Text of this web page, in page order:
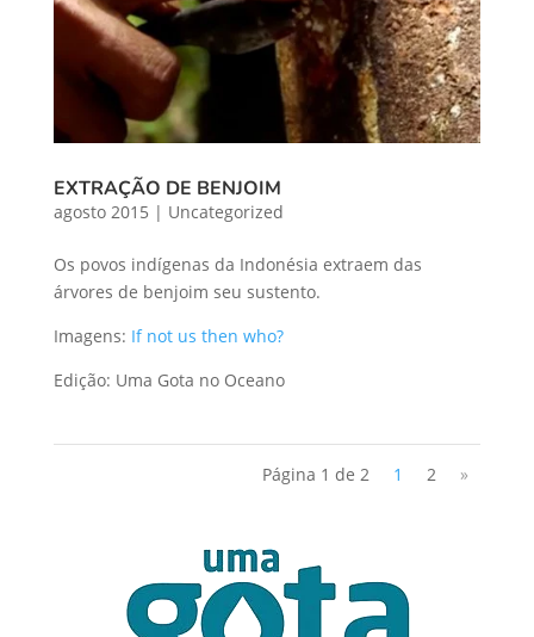
EXTRAÇÃO DE BENJOIM
agosto 2015 | Uncategorized
Os povos indígenas da Indonésia extraem das
árvores de benjoim seu sustento.
Imagens: If not us then who?
Edição: Uma Gota no Oceano
Página 1 de 2 1 2 »